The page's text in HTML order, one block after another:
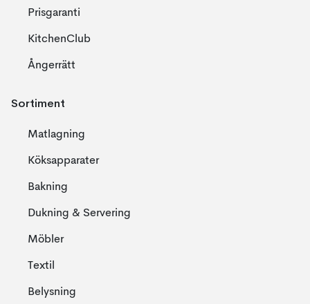
Prisgaranti
KitchenClub
Ångerrätt
Sortiment
Matlagning
Köksapparater
Bakning
Dukning & Servering
Möbler
Textil
Belysning